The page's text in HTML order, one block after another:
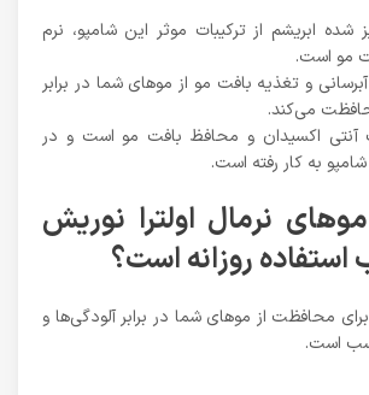
شده ابریشم از ترکیبات موثر این شامپو، نرم
مو است.
و تغذیه بافت مو از موهای شما در برابر
می‌کند.
آنتی اکسیدان و محافظ بافت مو است و در
به کار رفته است.
نرمال اولترا نوریش
استفاده روزانه است؟
محافظت از موهای شما در برابر آلودگی‌ها و
است.